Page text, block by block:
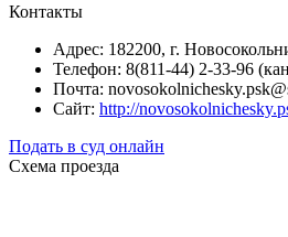
Контакты
Адрес: 182200, г.
Телефон: 8(811-44) 2-33-96
Почта:
Сайт: http://
Подать в суд онлайн
Схема проезда